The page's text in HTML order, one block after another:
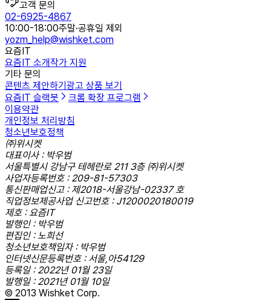
고객 문의
02-6925-4867
10:00-18:00주말·공휴일 제외
yozm_help@wishket.com
요즘IT
요즘IT 소개작가 지원
기타 문의
콘텐츠 제안하기 광고 상품 보기
요즘IT 슬랙봇
크롬 확장 프로그램
이용약관
개인정보 처리방침
청소년보호정책
㈜위시켓
대표이사 : 박우범
서울특별시 강남구 테헤란로 211 3층 ㈜위시켓
사업자등록번호 : 209-81-57303
통신판매업신고 : 제2018-서울강남-02337 호
직업정보제공사업 신고번호 : J1200020180019
제호 : 요즘IT
발행인 : 박우범
편집인 : 노희선
청소년보호책임자 : 박우범
인터넷신문등록번호 : 서울,아54129
등록일 : 2022년 01월 23일
발행일 : 2021년 01월 10일
© 2013 Wishket Corp.